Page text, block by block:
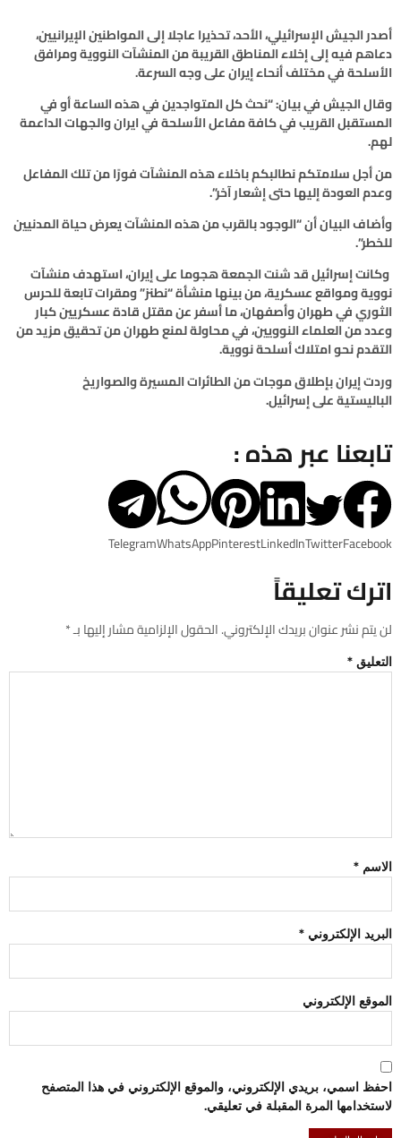
أصدر الجيش الإسرائيلي، الأحد، تحذيرا عاجلا إلى المواطنين الإيرانيين،
دعاهم فيه إلى إخلاء المناطق القريبة من المنشآت النووية ومرافق
الأسلحة في مختلف أنحاء إيران على وجه السرعة.
وقال الجيش في بيان: “نحث كل المتواجدين في هذه الساعة أو في
المستقبل القريب في كافة مفاعل الأسلحة في ايران والجهات الداعمة
لهم.
من أجل سلامتكم نطالبكم باخلاء هذه المنشآت فورًا من تلك المفاعل
وعدم العودة إليها حتى إشعار آخر”.
وأضاف البيان أن “الوجود بالقرب من هذه المنشآت يعرض حياة المدنيين
للخطر”.
وكانت إسرائيل قد شنت الجمعة هجوما على إيران، استهدف منشآت
نووية ومواقع عسكرية، من بينها منشأة “نطنز” ومقرات تابعة للحرس
الثوري في طهران وأصفهان، ما أسفر عن مقتل قادة عسكريين كبار
وعدد من العلماء النوويين، في محاولة لمنع طهران من تحقيق مزيد من
التقدم نحو امتلاك أسلحة نووية.
وردت إيران بإطلاق موجات من الطائرات المسيرة والصواريخ
الباليستية على إسرائيل.
تابعنا عبر هذه :
Facebook
Twitter
LinkedIn
Pinterest
WhatsApp
Telegram
اترك تعليقاً
لن يتم نشر عنوان بريدك الإلكتروني.الحقول الإلزامية مشار إليها بـ*
التعليق *
الاسم *
البريد الإلكتروني *
الموقع الإلكتروني
احفظ اسمي، بريدي الإلكتروني، والموقع الإلكتروني في هذا المتصفح
لاستخدامها المرة المقبلة في تعليقي.